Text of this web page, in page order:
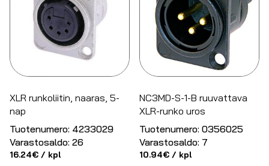
XLR runkoliitin, naaras, 5-
nap
Tuotenumero: 4233029
Varastosaldo: 26
16.24€ / kpl
NC3MD-S-1-B ruuvattava
XLR-runko uros
Tuotenumero: 0356025
Varastosaldo: 7
10.94€ / kpl